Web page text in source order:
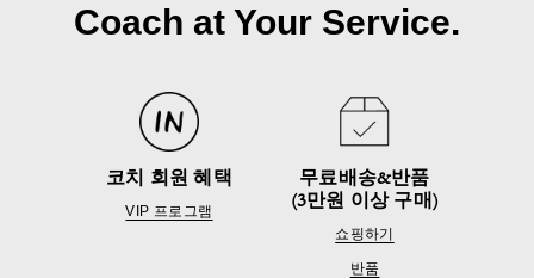
Coach at Your Service.
코치 회원 혜택
VIP 프로그램
무료배송&반품
(3만원 이상 구매)
쇼핑하기
반품